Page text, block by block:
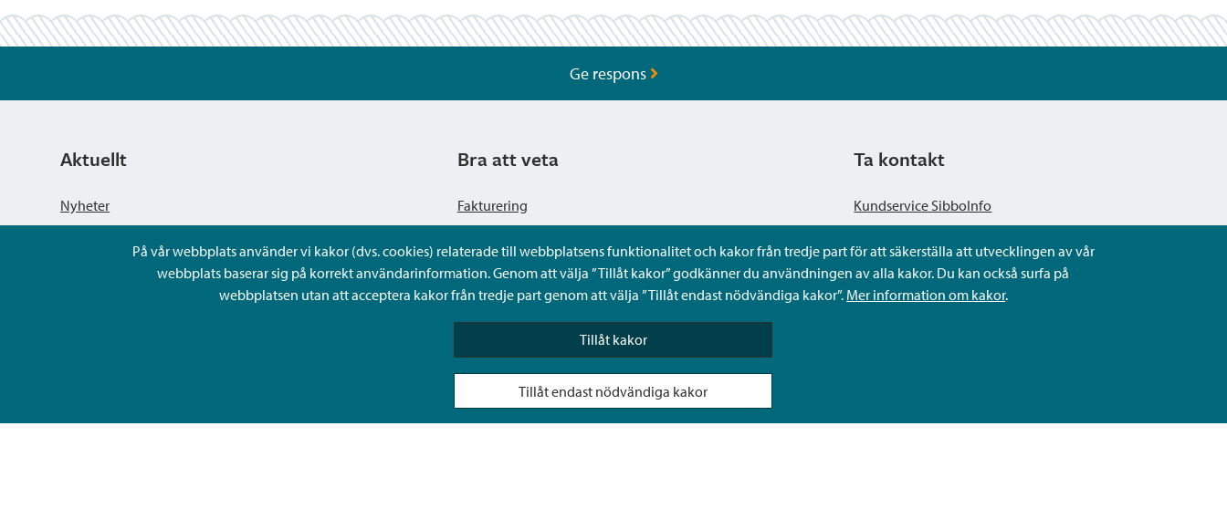
På vår webbplats använder vi kakor (dvs. cookies) relaterade till webbplatsens funktionalitet och kakor från tredje part för att säkerställa att utvecklingen av vår
webbplats baserar sig på korrekt användarinformation. Genom att välja ”Tillåt kakor” godkänner du användningen av alla kakor. Du kan också surfa på
webbplatsen utan att acceptera kakor från tredje part genom att välja ”Tillåt endast nödvändiga kakor”. Mer information om kakor.
Tillåt kakor
Tillåt endast nödvändiga kakor
Ge respons
Aktuellt
Nyheter
Kungörelser
Bra att veta
Fakturering
Dataskyddsbeskrivning
Tillgänglighetsutlåtande
Sköta ärenden för någon annan i Sibbos Mina tjänster
Ta kontakt
Kundservice SibboInfo
Ge anonym respons
Ställ en fråga eller sköta ditt ärende